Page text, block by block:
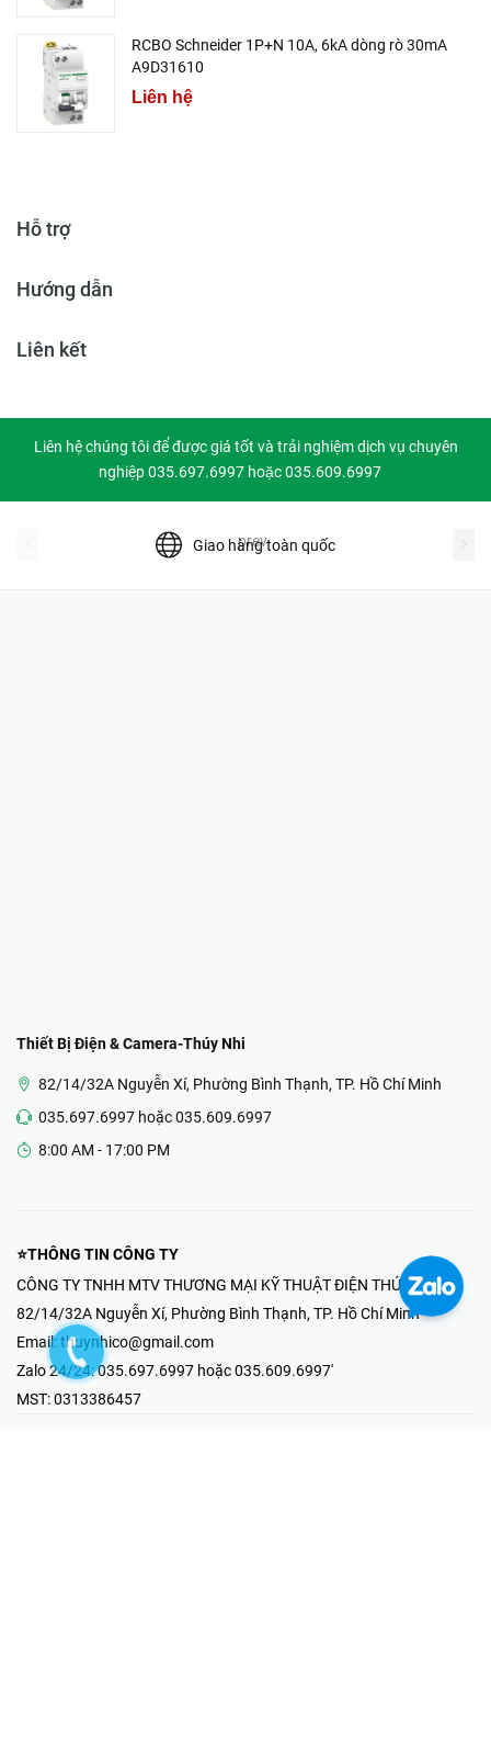
RCBO Schneider 1P+N 10A, 6kA dòng rò 30mA
A9D31610
Liên hệ
Hỗ trợ
Hướng dẫn
Liên kết
Liên hệ chúng tôi để được giá tốt và trải nghiệm dịch vụ chuyên
nghiệp 035.697.6997 hoặc 035.609.6997
Giao hàng toàn quốc
prev
Thiết Bị Điện & Camera-Thúy Nhi
82/14/32A Nguyễn Xí, Phường Bình Thạnh, TP. Hồ Chí Minh
035.697.6997 hoặc 035.609.6997
8:00 AM - 17:00 PM
⭐THÔNG TIN CÔNG TY
CÔNG TY TNHH MTV THƯƠNG MẠI KỸ THUẬT ĐIỆN THÚY NHI
82/14/32A Nguyễn Xí, Phường Bình Thạnh, TP. Hồ Chí Minh
Email: thuynhico@gmail.com
Zalo 24/24:035.697.6997 hoặc 035.609.6997'
MST:0313386457